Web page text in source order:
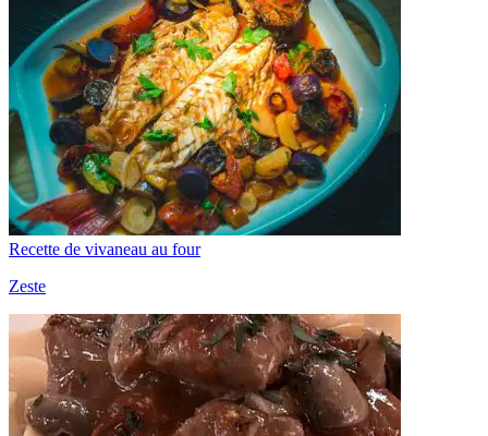
Recette de vivaneau au four
Zeste